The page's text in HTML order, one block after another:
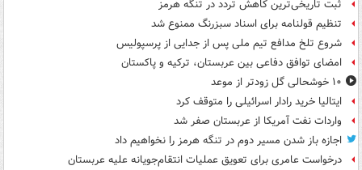
ثبت تاریخی‌ترین کاهش تردد در تنگه هرمز
تنظیم قولنامه برای اسناد سبزرنگ ممنوع شد
شروع تلخ مدافع تیم ملی پس از جدایی از پرسپولیس
امضای توافق دفاعی بین عربستان، ترکیه و پاکستان
۱۰ خوشحالی گل زودتر از موعد
ایتالیا خرید رادار اسرائیلی را متوقف کرد
واردات نفت آمریکا از عربستان صفر شد
اجازه باز شدن مسیر دوم در تنگه هرمز را نخواهیم داد
درخواست عامری برای تعویق عملیات انتقام‌جویانه علیه عربستان